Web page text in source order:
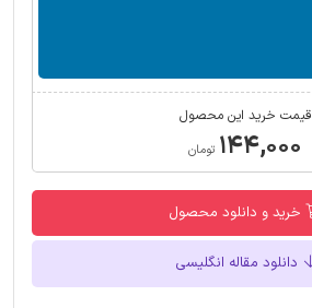
قیمت خرید این محصول
۱۴۴,۰۰۰ تومان
خرید و دانلود محصول
دانلود مقاله انگلیسی